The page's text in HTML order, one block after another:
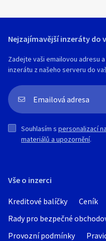
Vše o inzerci
Kreditové balíčky Ceník
Rady pro bezpečné
Provozní podmínky
Nejzajímavější inzeráty do
Zadejte vaši emailovou adresu
inzerátu z našeho serveru do
Souhlasím s personalizací
materiálů a upozornění.